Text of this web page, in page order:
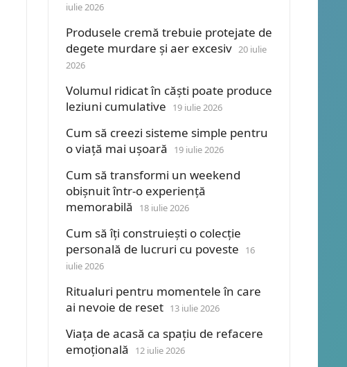
iulie 2026
Produsele cremă trebuie protejate de
degete murdare și aer excesiv 20 iulie
2026
Volumul ridicat în căști poate produce
leziuni cumulative
19 iulie 2026
Cum să creezi sisteme simple pentru
o viață mai ușoară
19 iulie 2026
Cum să transformi un weekend
obișnuit într-o experiență
memorabilă
18 iulie 2026
Cum să îți construiești o colecție
personală de lucruri cu poveste
16
iulie 2026
Ritualuri pentru momentele în care
ai nevoie de reset 13 iulie 2026
Viața de acasă ca spațiu de refacere
emoțională
12 iulie 2026